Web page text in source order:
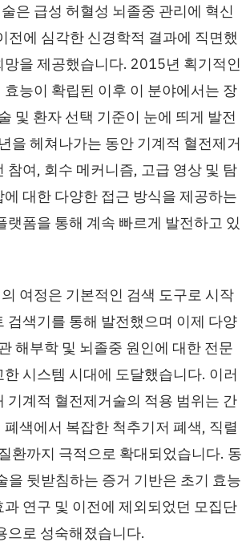
은 급성 허혈성 뇌졸중 관리에 혁신
전에 심각한 신경학적 결과에 직면했
망을 제공했습니다. 2015년 획기적인
능이 확립된 이후 이 분야에서는 장
및 환자 선택 기준이 눈에 띄게 발전
을 헤쳐나가는 동안 기계적 혈전제거
참여, 회수 메커니즘, 고급 영상 및 탐
대한 다양한 접근 방식을 제공하는
랫폼을 통해 계속 빠르게 발전하고 있
여정은 기본적인 검색 도구로 시작
검색기를 통해 발전했으며 이제 다양
해부학 및 뇌졸중 원인에 대한 전문
시스템 시대에 도달했습니다. 이러
기계적 혈전제거술의 적용 범위는 간
색에서 복잡한 척추기저 폐색, 직렬
환까지 극적으로 확대되었습니다. 동
을 뒷받침하는 증거 기반은 초기 효능
연구 및 이전에 제외되었던 모집단
으로 성숙해졌습니다.